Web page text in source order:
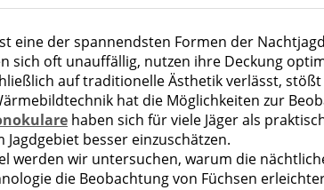
eine der spannendsten Formen der
sich oft unauffällig, nutzen ihre Deckung
auf traditionelle Ästhetik verlässt, stößt
hat die Möglichkeiten zur
haben sich für viele Jäger als
Jagdgebiet besser einzuschätzen.
werden wir untersuchen, warum die
die Beobachtung von Füchsen